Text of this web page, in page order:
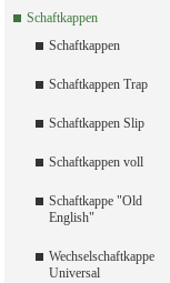
Schaftkappen
Schaftkappen
Schaftkappen Trap
Schaftkappen Slip
Schaftkappen voll
Schaftkappe "Old
English"
Wechselschaftkappe
Universal